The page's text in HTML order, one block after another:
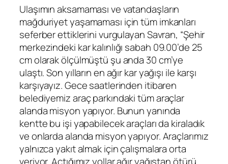
Ulaşımın aksamaması ve vatandaşların
mağduriyet yaşamaması için tüm imkanları
seferber ettiklerini vurgulayan Savran, “Şehir
merkezindeki kar kalınlığı sabah 09.00’de 25
cm olarak ölçülmüştü şu anda 30 cm’ye
ulaştı. Son yılların en ağır kar yağışı ile karşı
karşıyayız. Gece saatlerinden itibaren
belediyemiz araç parkındaki tüm araçlar
alanda misyon yapıyor. Bunun yanında
kentte bu işi yapabilecek araçları da kiraladık
ve onlarda alanda misyon yapıyor. Araçlarımız
yalnızca yakıt almak için çalışmalara orta